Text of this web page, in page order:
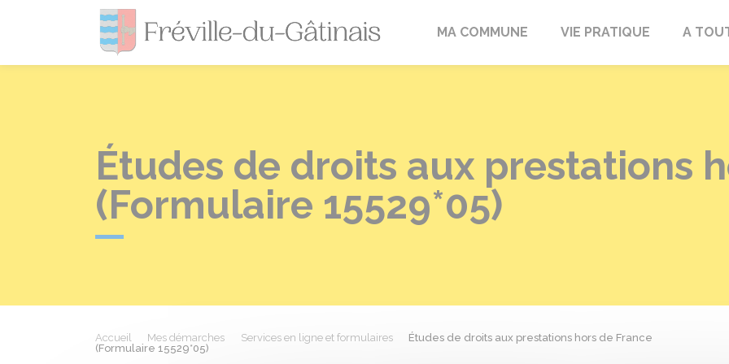
Fréville-du-Gâtinais
MA COMMUNE VIE PRATIQUE A
Études de droits aux prestations
(Formulaire 15529*05)
Accueil Mes démarches Services en ligne et formulaires
Études de droits aux prestations hors de France
(Formulaire 15529*05)